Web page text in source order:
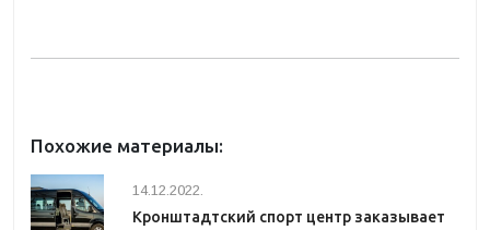
Похожие материалы:
14.12.2022.
Кронштадтский спорт центр заказывает